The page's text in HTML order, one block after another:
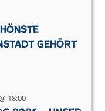
gehört
18:00